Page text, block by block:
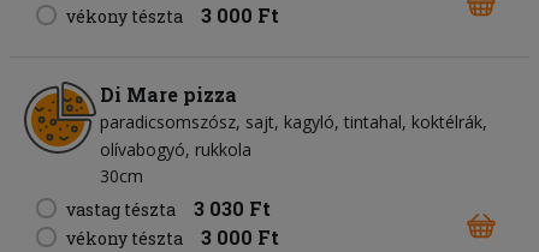
vékony tészta 3 000 Ft
Di Mare pizza
paradicsomszósz sajt kagyló tintahal koktélrák
olívabogyó rukkola
30cm
vastag tészta
3 030 Ft
vékony tészta 3 000 Ft